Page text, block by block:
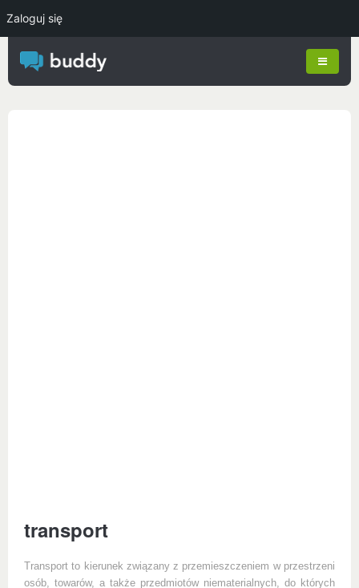
transport
Transport to kierunek związany z przemieszczeniem w przestrzeni
osób, towarów, a także przedmiotów niematerialnych, do których
Zaloguj się